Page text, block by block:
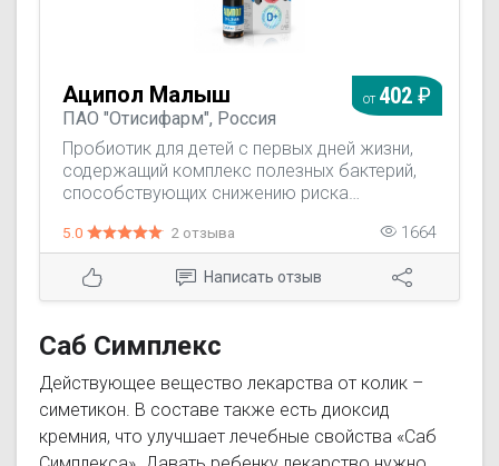
Аципол Малыш
ПАО "Отисифарм", Россия
Пробиотик для детей с первых дней жизни,
содержащий комплекс полезных бактерий,
способствующих снижению риска
нормализации кишечной микрофлоры с
рождения.
от 402
5.0 2 отзыва 1664
Написать отзыв
Саб Симплекс
Действующее вещество лекарства от колик –
симетикон. В составе также есть диоксид
кремния, что улучшает лечебные свойства «Саб